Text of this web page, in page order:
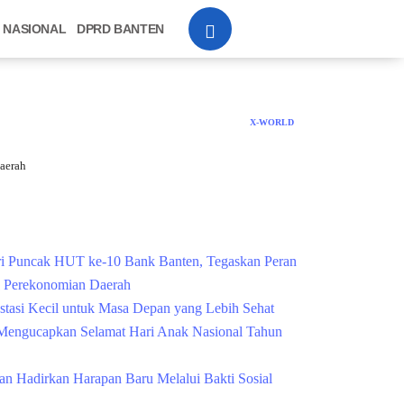
NASIONAL DPRD BANTEN
X-WORLD
HUT ke-10 Bank Banten, Tegaskan Peran
Daerah
Kecil untuk Masa Depan yang Lebih Sehat
Selamat Hari Anak Nasional Tahun
Hadirkan Harapan Baru Melalui Bakti Sosial